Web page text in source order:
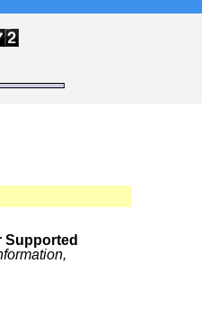
Supported